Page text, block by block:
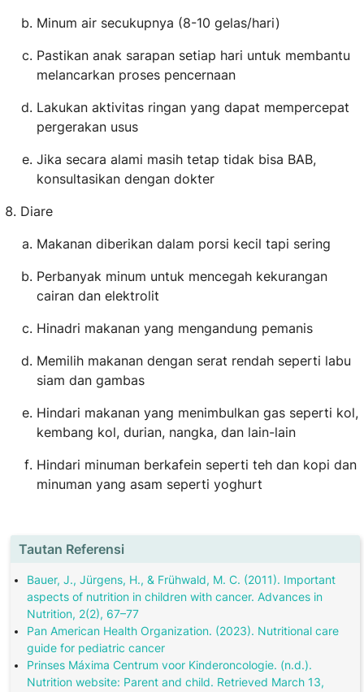
Minum air secukupnya (8-10 gelas/hari)
Pastikan anak sarapan setiap hari untuk membantu
melancarkan proses pencernaan
Lakukan aktivitas ringan yang dapat mempercepat
pergerakan usus
Jika secara alami masih tetap tidak bisa BAB,
konsultasikan dengan dokter
Diare
Makanan diberikan dalam porsi kecil tapi sering
Perbanyak minum untuk mencegah kekurangan
cairan dan elektrolit
Hinadri makanan yang mengandung pemanis
Memilih makanan dengan serat rendah seperti labu
siam dan gambas
Hindari makanan yang menimbulkan gas seperti kol,
kembang kol, durian, nangka, dan lain-lain
Hindari minuman berkafein seperti teh dan kopi dan
minuman yang asam seperti yoghurt
Tautan Referensi
Bauer, J., Jürgens, H., & Frühwald, M. C. (2011). Important
aspects of nutrition in children with cancer. Advances in
Nutrition, 2(2), 67–77
Pan American Health Organization. (2023). Nutritional care
guide for pediatric cancer
Prinses Máxima Centrum voor Kinderoncologie. (n.d.).
Nutrition website: Parent and child. Retrieved March 13,